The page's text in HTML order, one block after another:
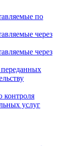
по
через
через
переданных
контроля
услуг